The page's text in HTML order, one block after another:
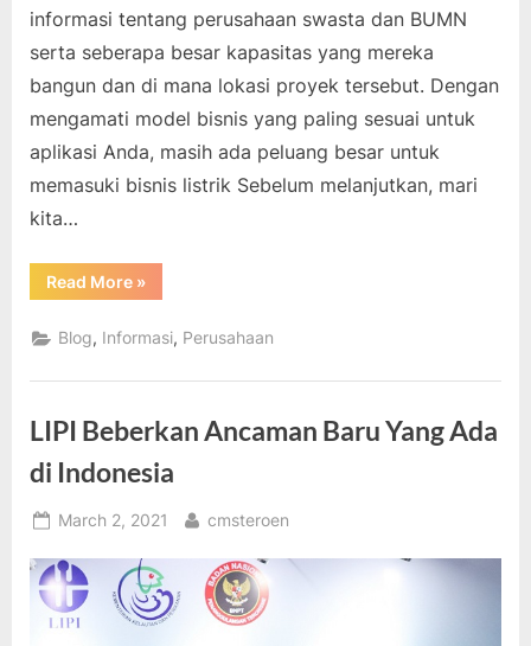
informasi tentang perusahaan swasta dan BUMN
serta seberapa besar kapasitas yang mereka
bangun dan di mana lokasi proyek tersebut. Dengan
mengamati model bisnis yang paling sesuai untuk
aplikasi Anda, masih ada peluang besar untuk
memasuki bisnis listrik Sebelum melanjutkan, mari
kita…
Read More“GROUP
ADARO
Tenaga
Listrik
»
Blog, Informasi, Perusahaan
LIPI Beberkan Ancaman Baru Yang Ada
di Indonesia
Posted
March 2, 2021 By
cmsteroen